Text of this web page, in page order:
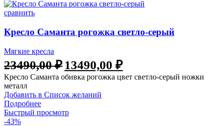
сравнить
Кресло Саманта рогожка светло-серый
Мягкие кресла
23490,00₽ 13490,00 ₽
Кресло Саманта обивка рогожка цвет светло-серый ножки
металл
Добавить в Список желаний
Подробнее
Быстрый просмотр
-43%